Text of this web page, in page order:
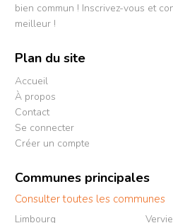
bien commun ! Inscrivez-vous et
meilleur !
Plan du site
Accueil
À propos
Contact
Se connecter
Créer un compte
Communes principales
Consulter toutes les communes
Limbourg